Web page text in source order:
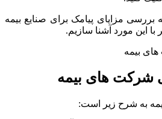
بررسی مزایای پیامک برای صنایع بیمه
این مورد آشنا سازیم.
شرکت های بیمه
به شرح زیر است: